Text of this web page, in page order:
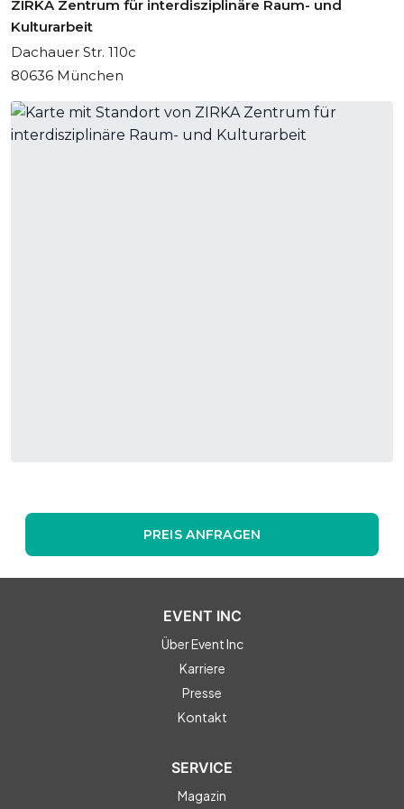
ZIRKA Zentrum für interdisziplinäre Raum- und
Kulturarbeit
Dachauer Str. 110c
80636 München
PREIS ANFRAGEN
EVENT INC
Über Event Inc
Karriere
Presse
Kontakt
SERVICE
Magazin